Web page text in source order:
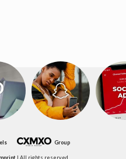
Group
| All rights reserved.